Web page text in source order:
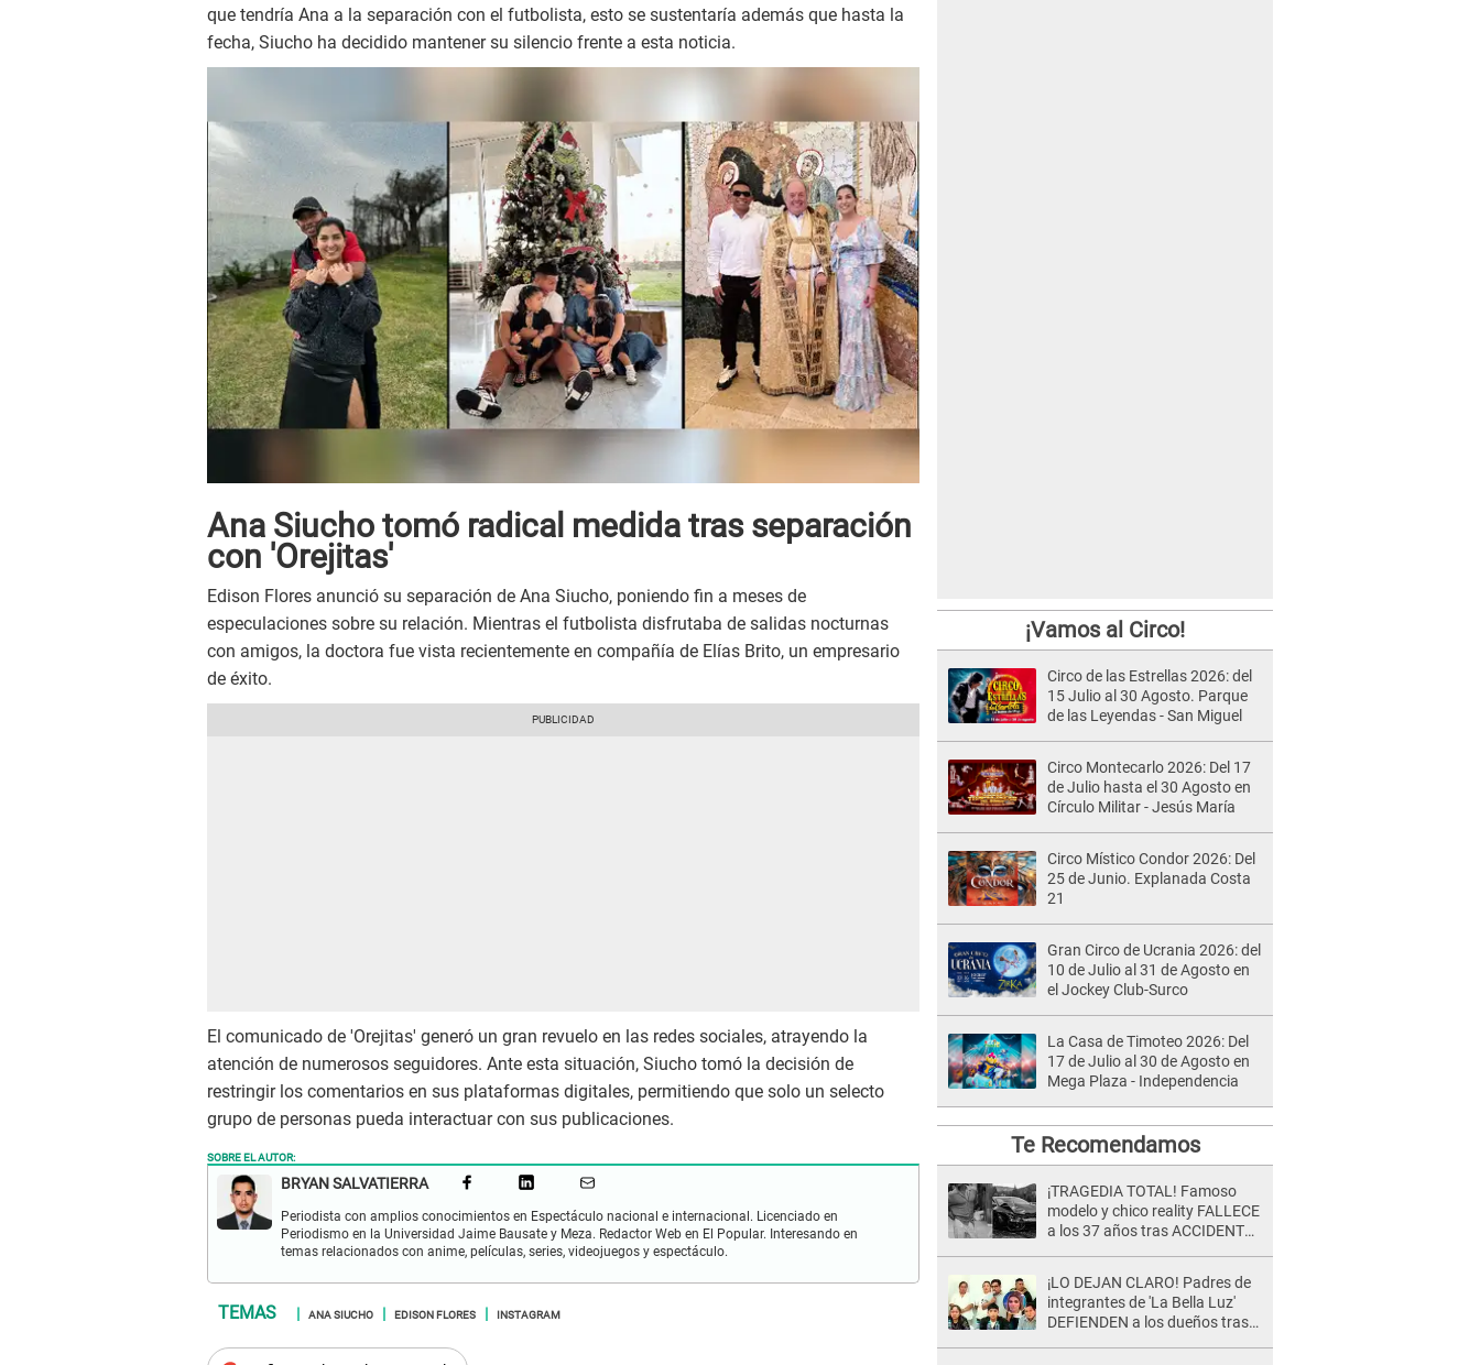
que tendría Ana a la separación con el futbolista, esto se sustentaría además que hasta la
fecha, Siucho ha decidido mantener su silencio frente a esta noticia.
Ana Siucho tomó radical medida tras separación
con 'Orejitas'
Edison Flores anunció su separación de Ana Siucho, poniendo fin a meses de
especulaciones sobre su relación. Mientras el futbolista disfrutaba de salidas nocturnas
con amigos, la doctora fue vista recientemente en compañía de Elías Brito, un empresario
de éxito.
El comunicado de 'Orejitas' generó un gran revuelo en las redes sociales, atrayendo la
atención de numerosos seguidores. Ante esta situación, Siucho tomó la decisión de
restringir los comentarios en sus plataformas digitales, permitiendo que solo un selecto
grupo de personas pueda interactuar con sus publicaciones.
SOBRE EL AUTOR:
BRYAN SALVATIERRA
Periodista con amplios conocimientos en Espectáculo nacional e internacional. Licenciado en
Periodismo en la Universidad Jaime Bausate y Meza. Redactor Web en El Popular. Interesando en
temas relacionados con anime, películas, series, videojuegos y espectáculo.
ANA SIUCHO EDISON FLORES INSTAGRAM
¡Vamos al Circo!
Circo de las Estrellas 2026: del
15 Julio al 30 Agosto. Parque
de las Leyendas - San Miguel
Circo Montecarlo 2026: Del 17
de Julio hasta el 30 Agosto en
Círculo Militar - Jesús María
Circo Místico Condor 2026: Del
25 de Junio. Explanada Costa
21
Gran Circo de Ucrania 2026: del
10 de Julio al 31 de Agosto en
el Jockey Club-Surco
La Casa de Timoteo 2026: Del
17 de Julio al 30 de Agosto en
Mega Plaza - Independencia
Te Recomendamos
¡TRAGEDIA TOTAL! Famoso
modelo y chico reality FALLECE
a los 37 años tras ACCIDENTE
¡LO DEJAN CLARO! Padres de
integrantes de 'La Bella Luz'
DEFIENDEN a los dueños tras